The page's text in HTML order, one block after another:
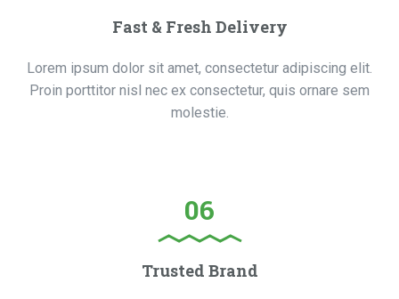
Fast & Fresh Delivery
Lorem ipsum dolor sit amet, consectetur adipiscing elit.
Proin porttitor nisl nec ex consectetur, quis ornare sem
molestie.
06
Trusted Brand